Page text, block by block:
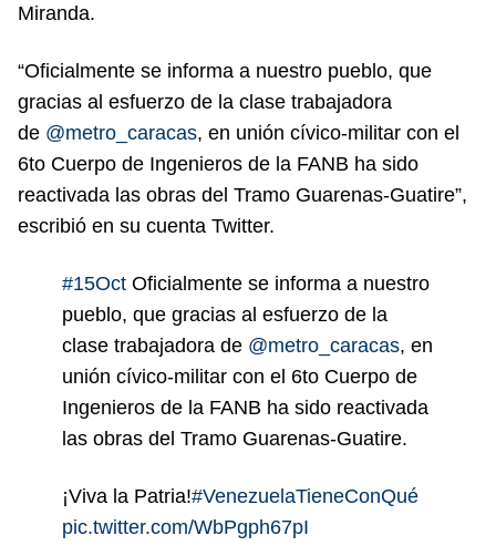
Miranda.
“Oficialmente se informa a nuestro pueblo, que
gracias al esfuerzo de la clase trabajadora
de @metro_caracas, en unión cívico-militar con el
6to Cuerpo de Ingenieros de la FANB ha sido
reactivada las obras del Tramo Guarenas-Guatire”,
escribió en su cuenta Twitter.
#15Oct Oficialmente se informa a nuestro
pueblo, que gracias al esfuerzo de la
clase trabajadora de @metro_caracas, en
unión cívico-militar con el 6to Cuerpo de
Ingenieros de la FANB ha sido reactivada
las obras del Tramo Guarenas-Guatire.
¡Viva la Patria!#VenezuelaTieneConQué
pic.twitter.com/WbPgph67pI